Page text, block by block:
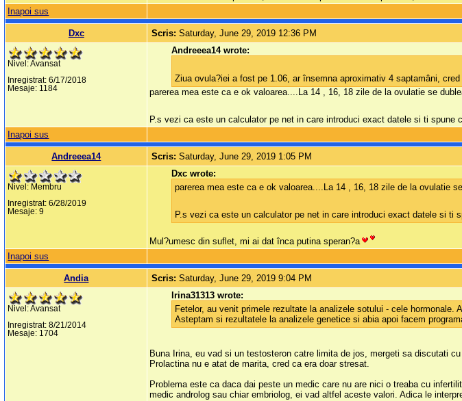
Inapoi sus
Dxc Scris:Saturday, June 29, 2019 12:36 PM
Nivel: Avansat
Inregistrat: 6/17/2018
Mesaje: 1184
Andreeea14 wrote:
Ziua ovula?iei a fost pe 1.06, ar însemna aproximativ 4 saptamâni,
parerea mea este ca e ok valoarea....La 14 , 16, 18 zile de la ovulatie se
P.s vezi ca este un calculator pe net in care introduci exact datele si ti
Inapoi sus
Andreeea14 Scris:Saturday, June 29, 2019 1:05 PM
Nivel: Membru
Inregistrat: 6/28/2019
Mesaje: 9
Dxc wrote:
parerea mea este ca e ok valoarea....La 14 , 16, 18 zile de la ovulatie
P.s vezi ca este un calculator pe net in care introduci exact datele si
Mul?umesc din suflet, mi ai dat înca putina speran?a
Inapoi sus
Andia Scris:Saturday, June 29, 2019 9:04 PM
Nivel: Avansat
Inregistrat: 8/21/2014
Mesaje: 1704
Irina31313 wrote:
Fetelor, au venit primele rezultate la analizele sotului - cele hormonale.
Asteptam si rezultatele la analizele genetice si abia apoi facem
Buna Irina, eu vad si un testosteron catre limita de jos, mergeti sa discutati
Prolactina nu e atat de marita, cred ca era doar stresat.
Problema este ca daca dai peste un medic care nu are nici o treaba cu
medic androlog sau chiar embriolog, ei vad altfel aceste valori. Adica le